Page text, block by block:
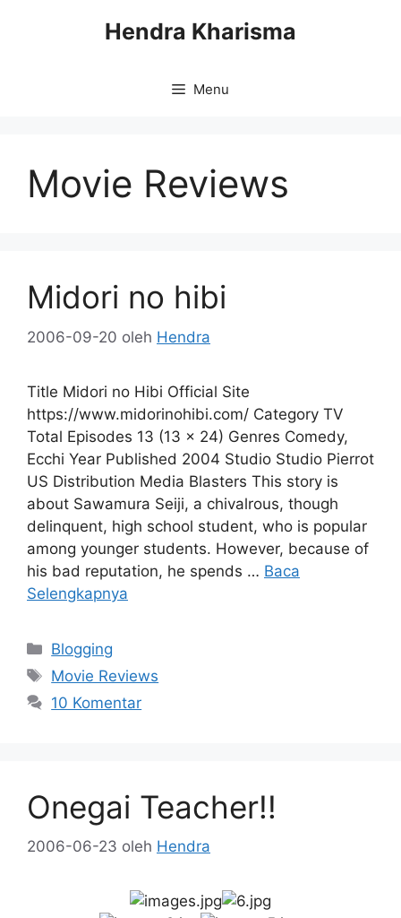
Hendra Kharisma
Menu
Movie Reviews
Midori no hibi
2006-09-20 oleh Hendra
Title Midori no Hibi Official Site
https://www.midorinohibi.com/ Category TV
Total Episodes 13 (13 x 24) Genres Comedy,
Ecchi Year Published 2004 Studio Studio Pierrot
US Distribution Media Blasters This story is
about Sawamura Seiji, a chivalrous, though
delinquent, high school student, who is popular
among younger students. However, because of
his bad reputation, he spends … Baca
Selengkapnya
Kategori
Blogging
Tag
Movie Reviews
10 Komentar
Onegai Teacher!!
2006-06-23 oleh Hendra